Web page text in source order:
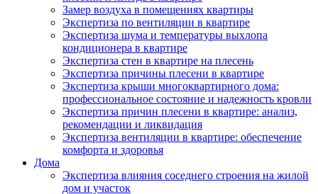
Замер воздуха в помещениях квартиры
Экспертиза по вентиляции в квартире
Экспертиза шума и температуры выхлопа
кондиционера в квартире
Экспертиза стен в квартире на плесень
Экспертиза причины плесени в квартире
Экспертиза крыши многоквартирного дома:
профессиональное состояние и надежность кровли
Экспертиза причин плесени в квартире: анализ,
рекомендации и ликвидация
Экспертиза вентиляции в квартире: обеспечение
комфорта и здоровья
Дома
Экспертиза влияния соседнего строения на жилой
дом и участок